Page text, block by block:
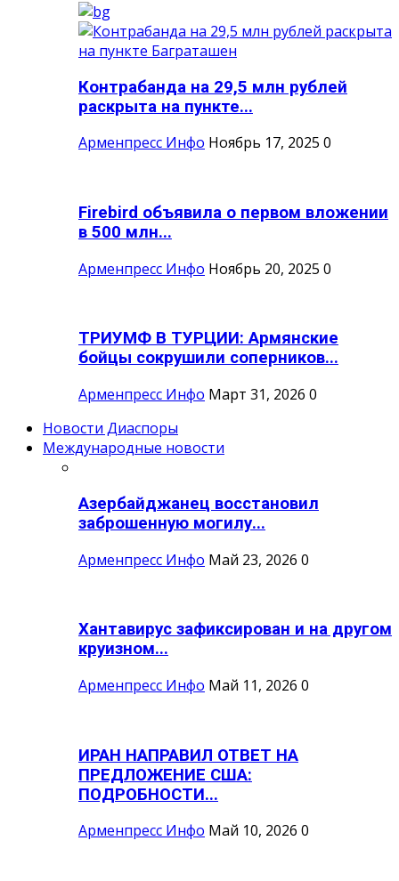
Контрабанда на 29,5 млн рублей
раскрыта на пункте...
Арменпресс Инфо Ноябрь 17, 2025 0
Firebird объявила о первом вложении
в 500 млн...
Арменпресс Инфо Ноябрь 20, 2025 0
ТРИУМФ В ТУРЦИИ: Армянские
бойцы сокрушили соперников...
Арменпресс Инфо Март 31, 2026 0
Новости Диаспоры
Международные новости
Азербайджанец восстановил
заброшенную могилу...
Арменпресс Инфо Май 23, 2026 0
Хантавирус зафиксирован и на другом
круизном...
Арменпресс Инфо Май 11, 2026 0
ИРАН НАПРАВИЛ ОТВЕТ НА
ПРЕДЛОЖЕНИЕ США:
ПОДРОБНОСТИ...
Арменпресс Инфо Май 10, 2026 0